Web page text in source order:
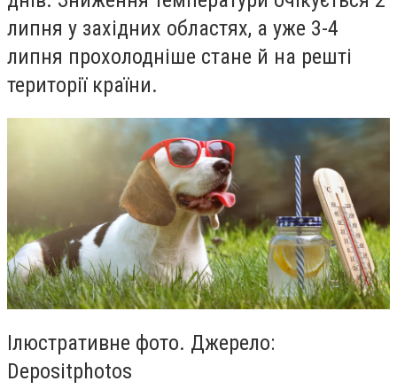
липня у західних областях, а уже 3-4
липня прохолодніше стане й на решті
території країни.
Ілюстративне фото. Джерело:
Depositphotos